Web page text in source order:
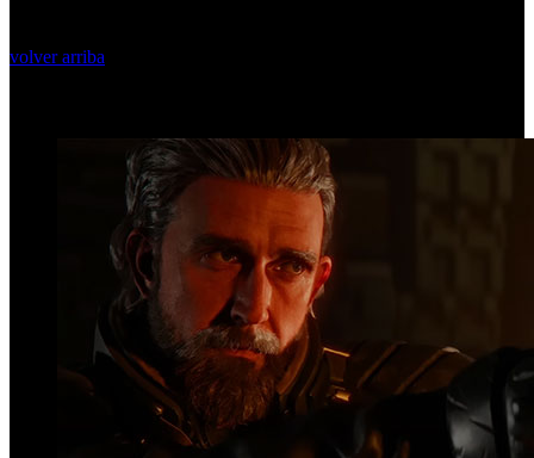
volver arriba